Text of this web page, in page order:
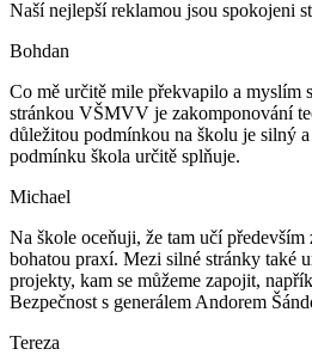
Naší nejlepší reklamou jsou spokojeni
Bohdan
Co mě určitě mile překvapilo a myslím
stránkou VŠMVV je zakomponování
důležitou podmínkou na školu je silný
podmínku škola určitě splňuje.
Michael
Na škole oceňuji, že tam učí především
bohatou praxí. Mezi silné stránky také
projekty, kam se můžeme zapojit,
Bezpečnost s generálem Andorem
Tereza